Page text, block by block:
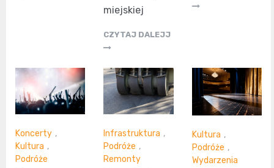
miejskiej
CZYTAJ DALEJJ
Koncerty ,
Kultura ,
Podróże
Infrastruktura ,
Podróże ,
Remonty
Kultura ,
Podróże ,
Wydarzenia